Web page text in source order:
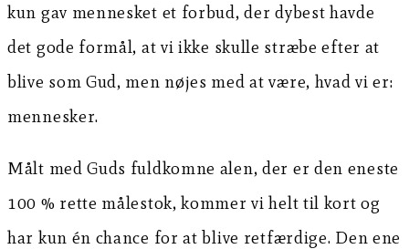
kun gav mennesket et forbud, der dybest havde
det gode formål, at vi ikke skulle stræbe efter at
blive som Gud, men nøjes med at være, hvad vi er:
mennesker.
Målt med Guds fuldkomne alen, der er den eneste
100 % rette målestok, kommer vi helt til kort og
har kun én chance for at blive retfærdige. Den ene